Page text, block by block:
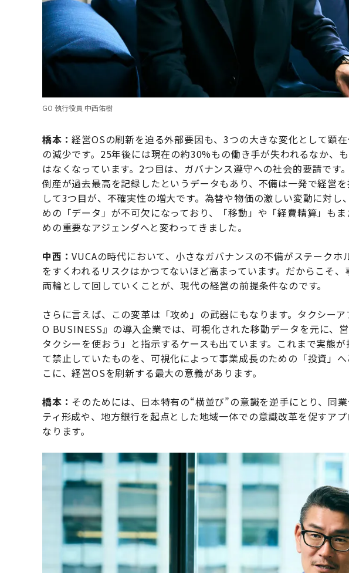
GO 執行役員 中西佑樹
橋本：経営OSの刷新を迫る外部要因も、3つの大きな変化として顕
の減少です。25年後には現在の約30%もの働き手が失われるなか、
はなくなっています。2つ目は、ガバナンス遵守への社会的要請です
倒産が過去最高を記録したというデータもあり、不備は一発で経営
して3つ目が、不確実性の増大です。為替や物価の激しい変動に対
めの「データ」が不可欠になっており、「移動」や「経費精算」も
めの重要なアジェンダへと変わってきました。
中西：VUCAの時代において、小さなガバナンスの不備がステーク
をすくわれるリスクはかつてないほど高まっています。だからこそ
両輪として回していくことが、現代の経営の前提条件なのです。
さらに言えば、この変革は「攻め」の武器にもなります。タクシー
O BUSINESS』の導入企業では、可視化された移動データを元に、
タクシーを使おう」と指示するケースも出ています。これまで実態
て禁止していたものを、可視化によって事業成長のための「投資」
こに、経営OSを刷新する最大の意義があります。
橋本： そのためには、日本特有の“横並び”の意識を逆手にとり、同
ティ形成や、地方銀行を起点とした地域一体での意識改革を促すア
なります。